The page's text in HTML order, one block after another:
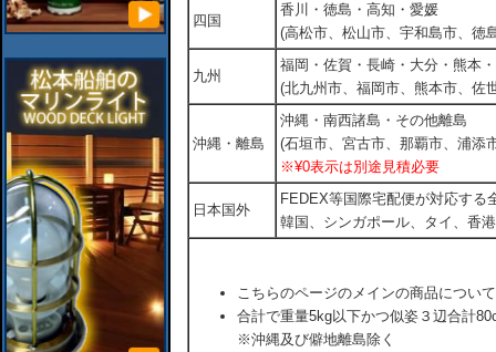
四国
香川・徳島・高知・愛媛
(高松市、松山市、宇和島市、徳
九州
福岡・佐賀・長崎・大分・熊本
(北九州市、福岡市、熊本市、佐
沖縄・離島
沖縄・南西諸島・その他離島
(石垣市、宮古市、那覇市、浦添
※¥0表示は別途見積必要
日本国外
FEDEX等国際宅配便が対応す
韓国、シンガポール、タイ、香
こちらのページのメインの商品につい
合計で重量5kg以下かつ似姿３辺合計
※沖縄及び僻地離島除く